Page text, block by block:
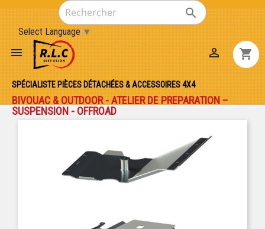

Select Language ▼
 shopping_cart

SPÉCIALISTE PIÈCES DÉTACHÉES & ACCESSOIRES 4X4
BIVOUAC & OUTDOOR - ATELIER DE PREPARATION –
SUSPENSION - OFFROAD